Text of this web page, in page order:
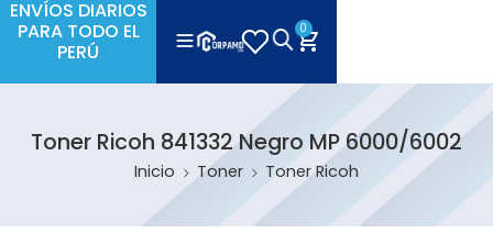
ENVÍOS DIARIOS
PARA TODO EL
PERÚ
0
Toner Ricoh 841332 Negro MP 6000/6002
Inicio Toner Toner Ricoh